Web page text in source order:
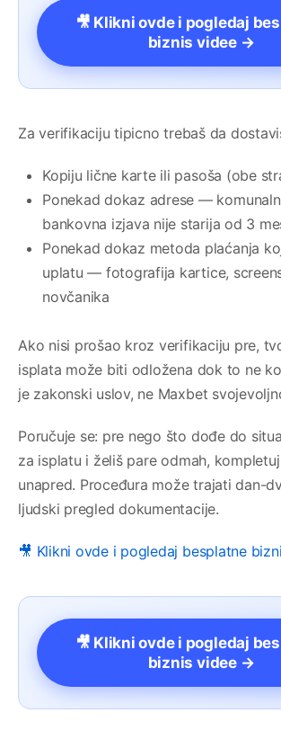
🎥 Klikni ovde i pogledaj
biznis videe →
Za verifikaciju tipicno trebaš da
Kopiju lične karte ili pasoša (obe
Ponekad dokaz adrese —
bankovna izjava nije starija od 3
Ponekad dokaz metoda plaćanja
uplatu — fotografija kartice,
novčanika
Ako nisi prošao kroz verifikaciju pre,
isplata može biti odložena dok to ne
je zakonski uslov, ne Maxbet
Poručuje se: pre nego što dođe do
za isplatu i želiš pare odmah,
unapred. Proceđura može trajati dan-
ljudski pregled dokumentacije.
🎥 Klikni ovde i pogledaj besplatne
🎥 Klikni ovde i pogledaj
biznis videe →